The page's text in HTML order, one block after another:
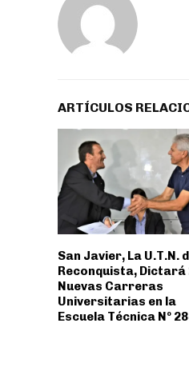
ARTÍCULOS
San Javier, La U.T.N.
Reconquista, Dictará
Nuevas Carreras
Universitarias en la
Escuela Técnica Nº